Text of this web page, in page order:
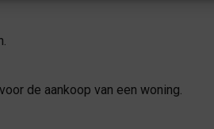
de aankoop van een woning.